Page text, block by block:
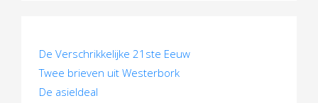
De Verschrikkelijke 21ste Eeuw
Twee brieven uit Westerbork
De asieldeal